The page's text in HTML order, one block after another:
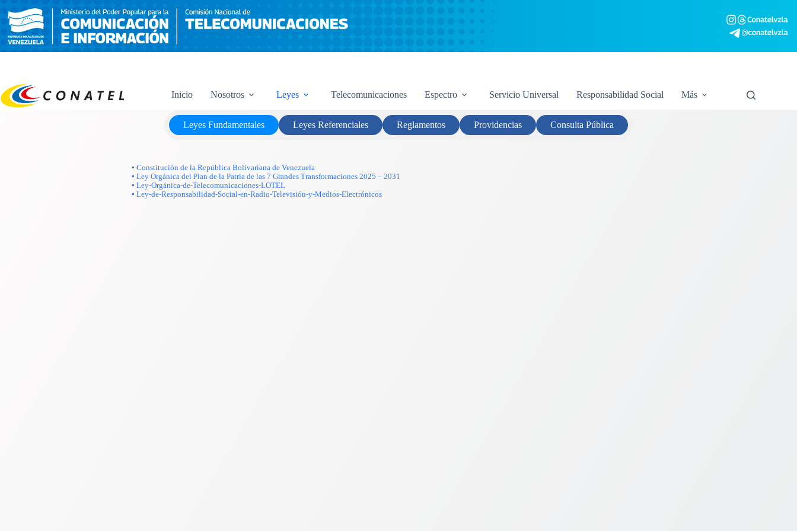
contenido
Inicio Nosotros Leyes Telecomunicaciones Espectro Servicio Universal Responsabilidad Social Más
Marco Legal
Leyes Fundamentales Leyes Referenciales Reglamentos Providencias Consulta Pública
▪ Constitución de la República Bolivariana de Venezuela
▪ Ley Orgánica del Plan de la Patria de las 7 Grandes Transformaciones 2025 – 2031
▪ Ley-Orgánica-de-Telecomunicaciones-LOTEL
▪ Ley-de-Responsabilidad-Social-en-Radio-Televisión-y-Medios-Electrónicos